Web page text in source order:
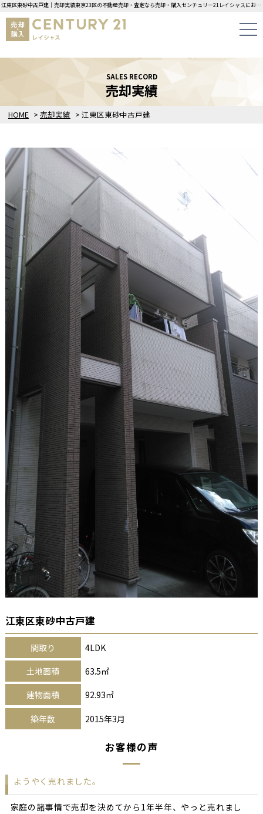
江東区東砂中古戸建｜売却実績東京23区の不動産売却・査定なら売却・購入センチュリー21レイシャスにお任せください！
HOME > 売却実績 > 江東区東砂中古戸建
SALES RECORD
売却実績
江東区東砂中古戸建
間取り 4LDK
土地面積 63.5㎡
建物面積 92.93㎡
築年数 2015年3月
お客様の声
ようやく売れました。
家庭の諸事情で売却を決めてから1年半年、やっと売れまし